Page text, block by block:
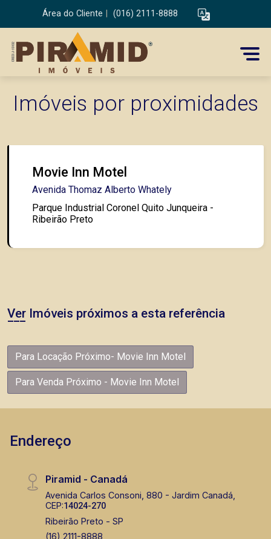
Área do Cliente (016) 2111-8888
Imóveis por proximidades
Movie Inn Motel
Avenida Thomaz Alberto Whately
Parque Industrial Coronel Quito Junqueira -
Ribeirão Preto
Ver Imóveis próximos a esta referência
Para Locação Próximo- Movie Inn Motel
Para Venda Próximo - Movie Inn Motel
Endereço
Piramid - Canadá
Avenida Carlos Consoni, 880 - Jardim Canadá,
CEP:14024-270
Ribeirão Preto - SP
(16) 2111-8888